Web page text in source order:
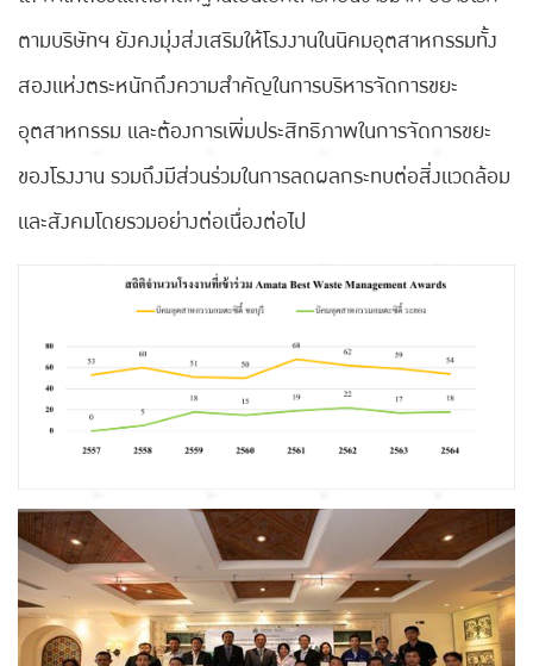
ตามบริษัทฯ ยังคงมุ่งส่งเสริมให้โรงงานในนิคมอุตสาหกรรมทั้ง
สองแห่งตระหนักถึงความสำคัญในการบริหารจัดการขยะ
อุตสาหกรรม และต้องการเพิ่มประสิทธิภาพในการจัดการขยะ
ของโรงงาน รวมถึงมีส่วนร่วมในการลดผลกระทบต่อสิ่งแวดล้อม
และสังคมโดยรวมอย่างต่อเนื่องต่อไป